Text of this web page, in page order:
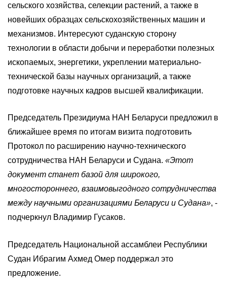
сельского хозяйства, селекции растений, а также в
новейших образцах сельскохозяйственных машин и
механизмов. Интересуют суданскую сторону
технологии в области добычи и переработки полезных
ископаемых, энергетики, укреплении материально-
технической базы научных организаций, а также
подготовке научных кадров высшей квалификации.
Председатель Президиума НАН Беларуси предложил в
ближайшее время по итогам визита подготовить
Протокол по расширению научно-технического
сотрудничества НАН Беларуси и Судана. «Этот
документ станет базой для широкого,
многостороннего, взаимовыгодного сотрудничества
между научными организациями Беларуси и Судана», -
подчеркнул Владимир Гусаков.
Председатель Национальной ассамблеи Республики
Судан Ибрагим Ахмед Омер поддержал это
предложение.